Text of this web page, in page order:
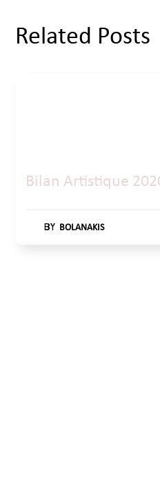
Related Posts
Bilan Artistique
BY BOLANAKIS